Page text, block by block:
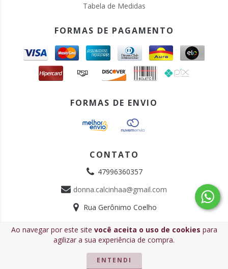
Ao navegar por este site você aceita o uso de cookies para
agilizar a sua experiência de compra.
ENTENDI
Tabela de Medidas
FORMAS DE PAGAMENTO
FORMAS DE ENVIO
CONTATO
47996360357
donna.calcinhaa@gmail.com
Rua Gerônimo Coelho
Copyright Donna Calcinha - 35838186000137 - 2026. Todos os
direitos reservados.